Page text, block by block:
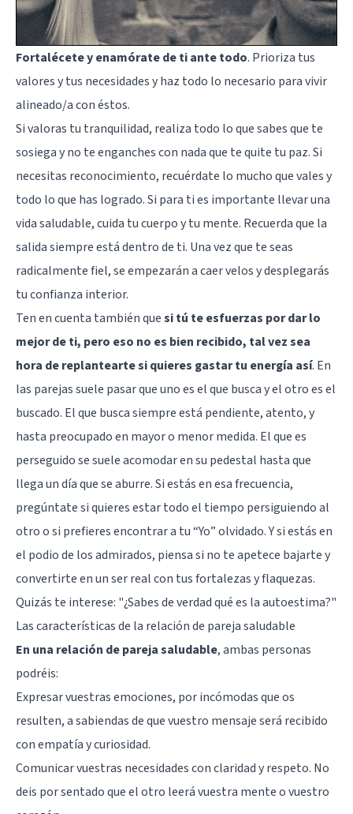
Fortalécete y enamórate de ti ante todo. Prioriza tus
valores y tus necesidades y haz todo lo necesario para vivir
alineado/a con éstos.
Si valoras tu tranquilidad, realiza todo lo que sabes que te
sosiega y no te enganches con nada que te quite tu paz. Si
necesitas reconocimiento, recuérdate lo mucho que vales y
todo lo que has logrado. Si para ti es importante llevar una
vida saludable, cuida tu cuerpo y tu mente. Recuerda que la
salida siempre está dentro de ti. Una vez que te seas
radicalmente fiel, se empezarán a caer velos y desplegarás
tu confianza interior.
Ten en cuenta también quesi tú te esfuerzas por dar lo
mejor de ti, pero eso no es bien recibido, tal vez sea
hora de replantearte si quieres gastar tu energía así. En
las parejas suele pasar que uno es el que busca y el otro es el
buscado. El que busca siempre está pendiente, atento, y
hasta preocupado en mayor o menor medida. El que es
perseguido se suele acomodar en su pedestal hasta que
llega un día que se aburre. Si estás en esa frecuencia,
pregúntate si quieres estar todo el tiempo persiguiendo al
otro o si prefieres encontrar a tu “Yo” olvidado. Y si estás en
el podio de los admirados, piensa si no te apetece bajarte y
convertirte en un ser real con tus fortalezas y flaquezas.
Quizás te interese: "¿Sabes de verdad qué es la autoestima?"
Las características de la relación de pareja saludable
En una relación de pareja saludable, ambas personas
podréis:
Expresar vuestras emociones, por incómodas que os
resulten, a sabiendas de que vuestro mensaje será recibido
con empatía y curiosidad.
Comunicar vuestras necesidades con claridad y respeto. No
deis por sentado que el otro leerá vuestra mente o vuestro